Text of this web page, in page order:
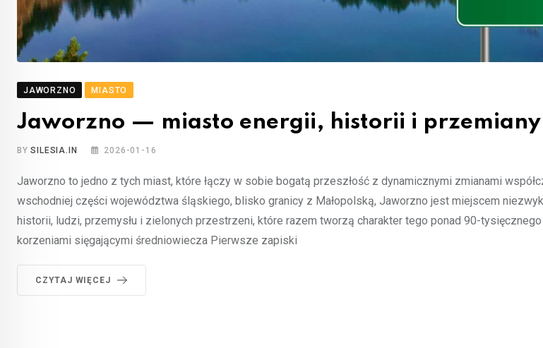
JAWORZNO MIASTO
Jaworzno — miasto energii, historii i przemiany
BYSILESIA.IN 2026-01-16
Jaworzno to jedno z tych miast, które łączy w sobie bogatą przeszłość z dynamicznymi zmianami
wschodniej części województwa śląskiego, blisko granicy z Małopolską, Jaworzno jest miejscem
historii, ludzi, przemysłu i zielonych przestrzeni, które razem tworzą charakter tego ponad 90-
korzeniami sięgającymi średniowiecza Pierwsze zapiski
CZYTAJ WIĘCEJ